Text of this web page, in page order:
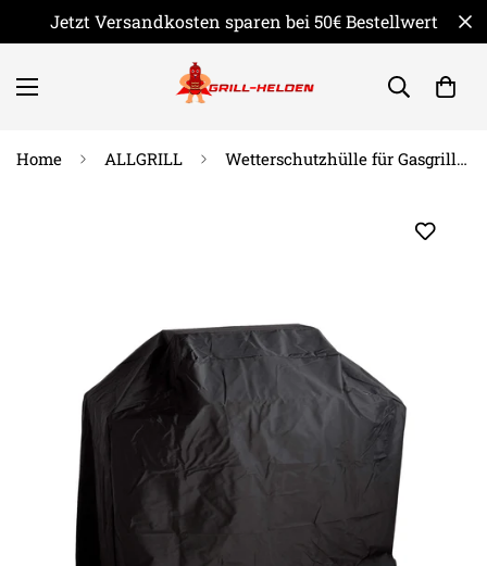
Jetzt Versandkosten sparen bei 50€ Bestellwert
Home ALLGRILL Wetterschutzhülle für Gasgrill ALL'GRILL ULTRA